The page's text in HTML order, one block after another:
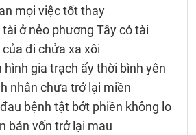
mọi việc tốt thay
tài ở nẻo phương Tây có tài
đi chửa xa xôi
hình gia trạch ấy thời bình yên
nhân chưa trở lại miền
bệnh tật bớt phiền không lo
bán vốn trở lại mau